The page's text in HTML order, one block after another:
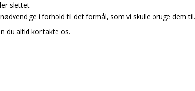
slettet.
i forhold til det formål, som vi skulle bruge dem til.
du altid kontakte os.